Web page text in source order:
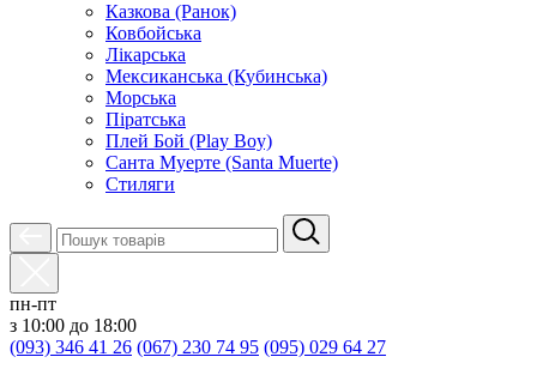
Казкова (Ранок)
Ковбойська
Лікарська
Мексиканська (Кубинська)
Морська
Піратська
Плей Бой (Play Boy)
Санта Муерте (Santa Muerte)
Стиляги
пн-пт
з 10:00 до 18:00
(093) 346 41 26 (067) 230 74 95 (095) 029 64 27